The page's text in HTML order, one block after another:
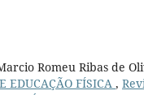
Romeu Ribas de
EDUCAÇÃO FÍSICA ,